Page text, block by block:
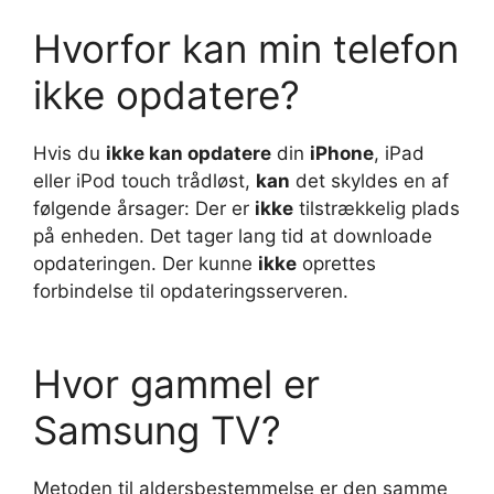
Hvorfor kan min telefon
ikke opdatere?
Hvis du ikke kan opdatere din iPhone, iPad
eller iPod touch trådløst, kan det skyldes en af
følgende årsager: Der er ikke tilstrækkelig plads
på enheden. Det tager lang tid at downloade
opdateringen. Der kunne ikke oprettes
forbindelse til opdateringsserveren.
Hvor gammel er
Samsung TV?
Metoden til aldersbestemmelse er den samme